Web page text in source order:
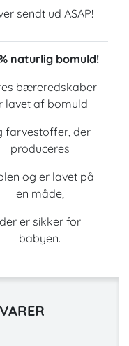
sendt ud ASAP!
naturlig bomuld!
bæreredskaber
lavet af bomuld
farvestoffer, der
produceres
og er lavet på
en måde,
der er sikker for
babyen.